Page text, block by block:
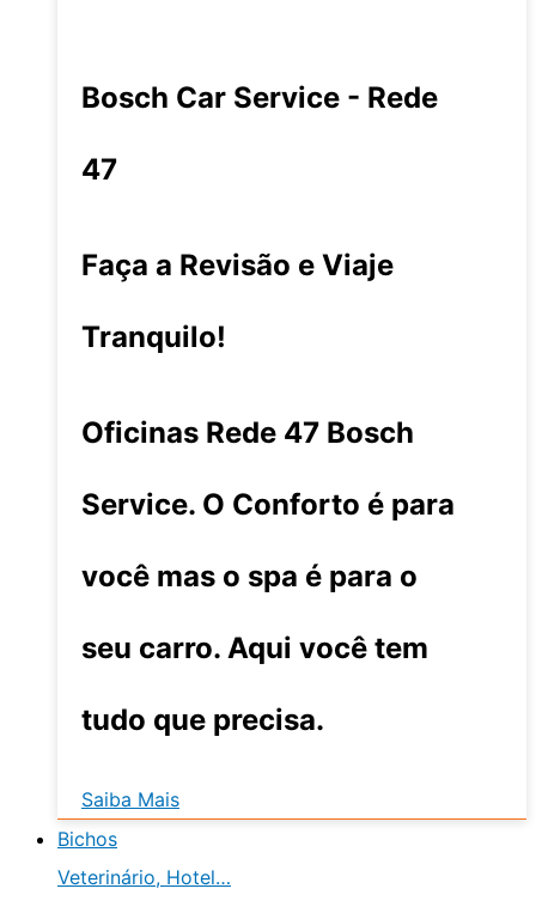
Bosch Car Service - Rede
47
Faça a Revisão e Viaje
Tranquilo!
Oficinas Rede 47 Bosch
Service. O Conforto é para
você mas o spa é para o
seu carro. Aqui você tem
tudo que precisa.
Saiba Mais
Bichos
Veterinário, Hotel…